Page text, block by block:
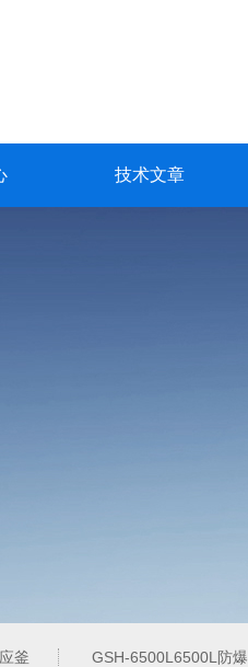
技术文章
釜 GSH-6500L6500L防爆加氢工业反应釜